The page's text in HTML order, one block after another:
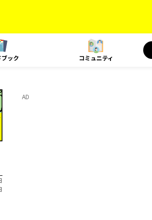
ック コミュニティ
AD